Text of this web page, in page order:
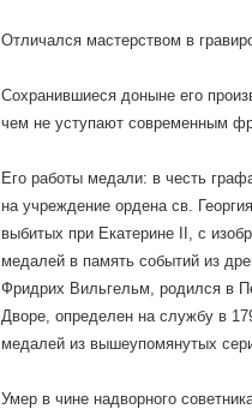
Отличался мастерством в
Сохранившиеся доныне его
чем не уступают современным
Его работы медали: в честь
на учреждение ордена св.
выбитых при Екатерине II, с
медалей в память событий из
Фридрих Вильгельм, родился в
Дворе, определен на службу в
медалей из вышеупомянутых
Умер в чине надворного